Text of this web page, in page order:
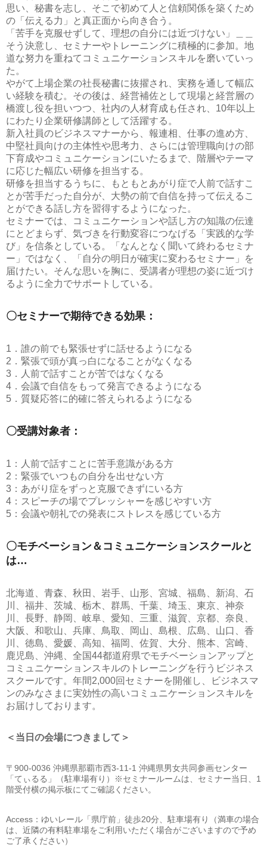
思い、秘書を志し、そこで初めて人と信頼関係を築くため
の「伝える力」と真正面から向き合う。
「苦手を克服せずして、理想の自分には近づけない」＿＿
そう決意し、セミナーやトレーニングに積極的に参加。地
道な努力を重ねてコミュニケーションスキルを磨いていっ
た。
やがて上場企業の社長秘書に抜擢され、実務を通して幅広
い経験を積む。その後は、経営補佐として現場と経営層の
橋渡し役を担いつつ、社内の人材育成も任され、10年以上
にわたり企業研修講師として活躍する。
新入社員のビジネスマナーから、報連相、仕事の進め方、
中堅社員向けの主体性や思考力、さらには管理職向けの部
下育成やコミュニケーションにいたるまで、階層やテーマ
に応じた幅広い研修を担当する。
研修を担当するうちに、もともとあがり症で人前で話すこ
とが苦手だった自分が、大勢の前で自信を持って伝えるこ
とができる話し方を習得するようになった。
セミナーでは、コミュニケーションや話し方の知識の伝達
にとどまらず、気づきを行動変容につなげる「実践的な学
び」を信条としている。「なんとなく聞いて終わるセミナ
ー」ではなく、「自分の明日が確実に変わるセミナー」を
届けたい。そんな思いを胸に、受講者が理想の姿に近づけ
るように全力でサポートしている。
〇セミナーで期待できる効果：
1．誰の前でも緊張せずに話せるようになる
2．緊張で頭が真っ白になることがなくなる
3．人前で話すことが苦ではなくなる
4．会議で自信をもって発言できるようになる
5．質疑応答に的確に答えられるようになる
〇受講対象者：
1：人前で話すことに苦手意識がある方
2：緊張でいつもの自分を出せない方
3：あがり症をずっと克服できずにいる方
4：スピーチの場でプレッシャーを感じやすい方
5：会議や朝礼での発表にストレスを感じている方
〇モチベーション＆コミュニケーションスクールと
は…
北海道、青森、秋田、岩手、山形、宮城、福島、新潟、石
川、福井、茨城、栃木、群馬、千葉、埼玉、東京、神奈
川、長野、静岡、岐阜、愛知、三重、滋賀、京都、奈良、
大阪、和歌山、兵庫、鳥取、岡山、島根、広島、山口、香
川、徳島、愛媛、高知、福岡、佐賀、大分、熊本、宮崎、
鹿児島、沖縄、全国44都道府県でモチベーションアップと
コミュニケーションスキルのトレーニングを行うビジネス
スクールです。年間2,000回セミナーを開催し、ビジネスマ
ンのみなさまに実効性の高いコミュニケーションスキルを
お届けしております。
＜当日の会場につきまして＞
〒900-0036 沖縄県那覇市西3-11-1 沖縄県男女共同参画センター
「てぃるる」（駐車場有り）
※セミナールームは、セミナー当日、1
階受付横の掲示板にてご確認ください。
Access：ゆいレール「県庁前」徒歩20分、駐車場有り（満車の場合
は、近隣の有料駐車場をご利用いただく場合がございますので予め
ご了承ください）